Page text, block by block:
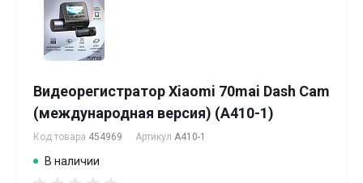
Видеорегистратор Xiaomi 70mai Dash Cam
(международная версия) (A410-1)
Код товара 454969 Артикул A410-1
В наличии